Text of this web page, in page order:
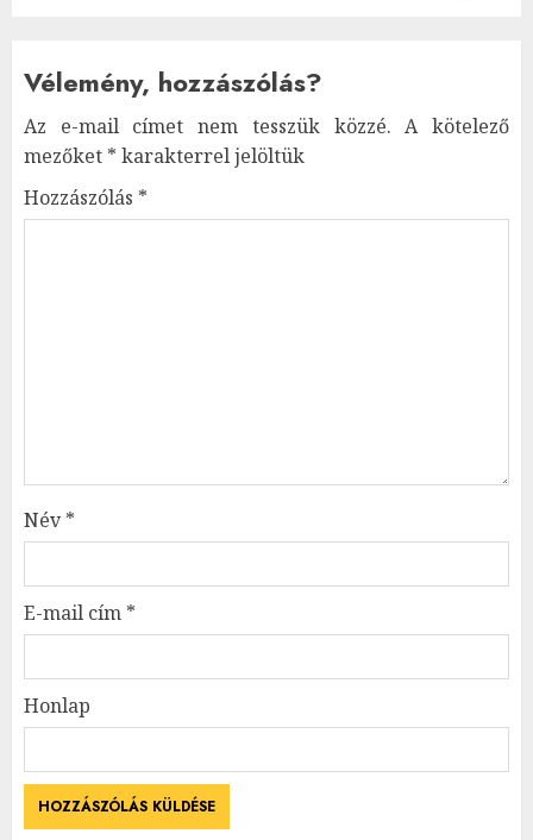
Vélemény, hozzászólás?
Az e-mail címet nem tesszük közzé. A kötelező
mezőket * karakterrel jelöltük
Hozzászólás *
Név*
E-mail cím *
Honlap